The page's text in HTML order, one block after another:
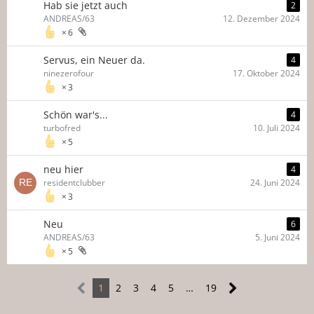
Hab sie jetzt auch 2
6
ANDREAS/63 12. Dezember 2024
Servus, ein Neuer da. 4
3
ninezerofour 17. Oktober 2024
Schön war's... 4
5
turbofred 10. Juli 2024
neu hier 4
3
residentclubber 24. Juni 2024
Neu 6
5
ANDREAS/63 5. Juni 2024
1 2 3 4 5 … 19